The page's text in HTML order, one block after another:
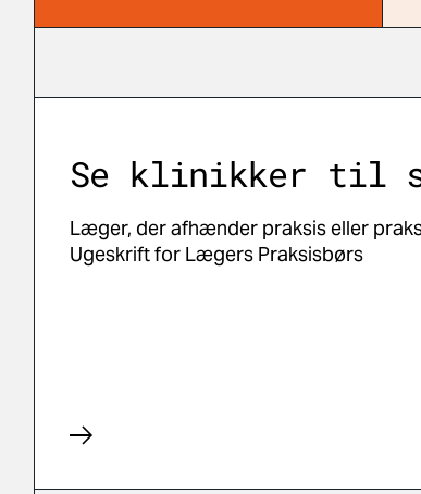
Se klinikker til
Læger, der afhænder praksis eller
Ugeskrift for Lægers Praksisbørs